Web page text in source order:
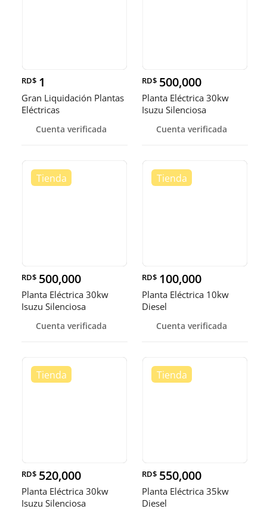
RD$ 1
Gran Liquidación Plantas
Eléctricas
Cuenta verificada
RD$ 500,000
Planta Eléctrica 30kw
Isuzu Silenciosa
Cuenta verificada
RD$ 500,000
Planta Eléctrica 30kw
Isuzu Silenciosa
Cuenta verificada
RD$ 100,000
Planta Eléctrica 10kw
Diesel
Cuenta verificada
RD$ 520,000
Planta Eléctrica 30kw
Isuzu Silenciosa
RD$ 550,000
Planta Eléctrica 35kw
Diesel